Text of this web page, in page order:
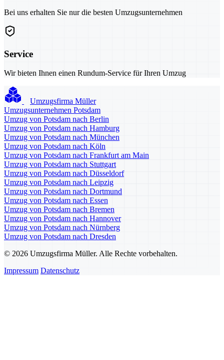
Bei uns erhalten Sie nur die besten Umzugsunternehmen
Service
Wir bieten Ihnen einen Rundum-Service für Ihren Umzug
Umzugsfirma Müller
Umzugsunternehmen Potsdam
Umzug von Potsdam nach Berlin
Umzug von Potsdam nach Hamburg
Umzug von Potsdam nach München
Umzug von Potsdam nach Köln
Umzug von Potsdam nach Frankfurt am Main
Umzug von Potsdam nach Stuttgart
Umzug von Potsdam nach Düsseldorf
Umzug von Potsdam nach Leipzig
Umzug von Potsdam nach Dortmund
Umzug von Potsdam nach Essen
Umzug von Potsdam nach Bremen
Umzug von Potsdam nach Hannover
Umzug von Potsdam nach Nürnberg
Umzug von Potsdam nach Dresden
© 2026 Umzugsfirma Müller. Alle Rechte vorbehalten.
Impressum Datenschutz